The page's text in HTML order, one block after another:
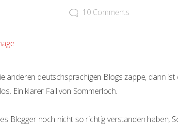
10 Comments
anderen deutschsprachigen Blogs zappe, dann
Ein klarer Fall von Sommerloch.
Blogger noch nicht so richtig verstanden haben,